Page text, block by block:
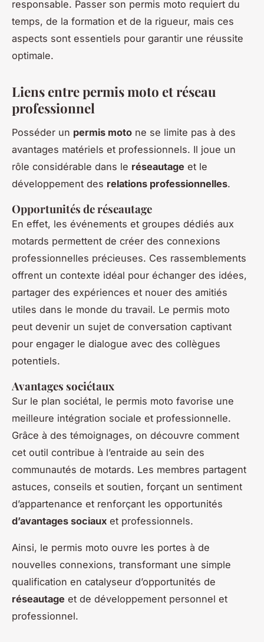
responsable. Passer son permis moto requiert du
temps, de la formation et de la rigueur, mais ces
aspects sont essentiels pour garantir une réussite
optimale.
Liens entre permis moto et réseau
professionnel
Posséder un permis moto ne se limite pas à des
avantages matériels et professionnels. Il joue un
rôle considérable dans le réseautage et le
développement des relations professionnelles.
Opportunités de réseautage
En effet, les événements et groupes dédiés aux
motards permettent de créer des connexions
professionnelles précieuses. Ces rassemblements
offrent un contexte idéal pour échanger des idées,
partager des expériences et nouer des amitiés
utiles dans le monde du travail. Le permis moto
peut devenir un sujet de conversation captivant
pour engager le dialogue avec des collègues
potentiels.
Avantages sociétaux
Sur le plan sociétal, le permis moto favorise une
meilleure intégration sociale et professionnelle.
Grâce à des témoignages, on découvre comment
cet outil contribue à l’entraide au sein des
communautés de motards. Les membres partagent
astuces, conseils et soutien, forçant un sentiment
d’appartenance et renforçant les opportunités
d’avantages sociaux et professionnels.
Ainsi, le permis moto ouvre les portes à de
nouvelles connexions, transformant une simple
qualification en catalyseur d’opportunités de
réseautage et de développement personnel et
professionnel.